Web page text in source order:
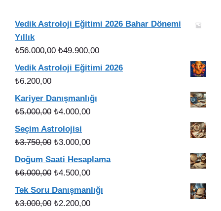
Vedik Astroloji Eğitimi 2026 Bahar Dönemi
Yıllık
₺56.000,00 Orijinal
fiyat:
₺49.900,00Şu
andaki
Vedik Astroloji Eğitimi 2026
₺6.200,00
Kariyer Danışmanlığı
₺5.000,00 Orijinal
fiyat:
₺5.000,00.
₺4.000,00Şu
fiyat:
Seçim Astrolojisi
₺3.750,00 Orijinal
fiyat:
₺3.750,00.
₺3.000,00Şu
andaki
fiyat:
Doğum Saati Hesaplama
₺6.000,00 Orijinal
fiyat:
₺6.000,00.
₺4.500,00Şu
andaki
fiyat:
Tek Soru Danışmanlığı
₺3.000,00 Orijinal
₺2.200,00Şu